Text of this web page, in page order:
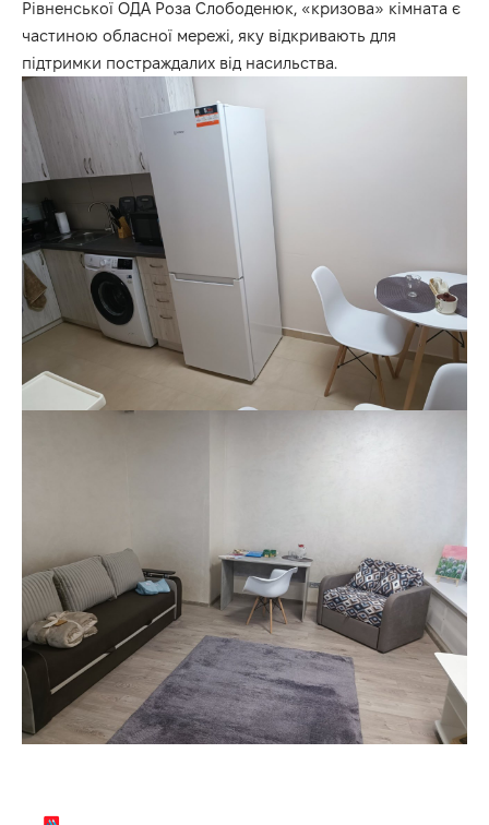
Рівненської ОДА Роза Слободенюк, «кризова» кімната є
частиною обласної мережі, яку відкривають для
підтримки постраждалих від насильства.